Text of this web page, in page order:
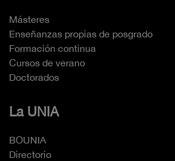
Másteres
Enseñanzas propias de posgrado
Formación continua
Cursos de verano
Doctorados
La UNIA
BOUNIA
Directorio